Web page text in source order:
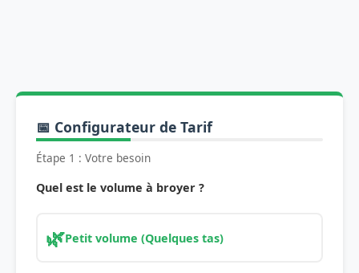
📅 Configurateur de Tarif
Étape 1 : Votre besoin
Quel est le volume à broyer ?
🌿Petit volume (Quelques tas)